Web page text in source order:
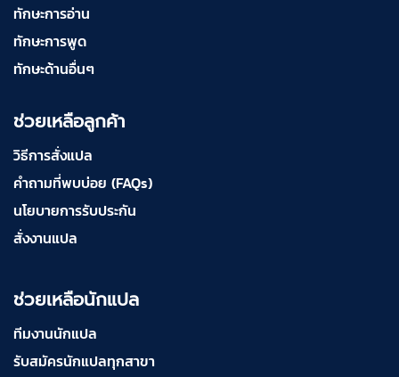
ทักษะการอ่าน
ทักษะการพูด
ทักษะด้านอื่นๆ
ช่วยเหลือลูกค้า
วิธีการสั่งแปล
คำถามที่พบบ่อย (FAQs)
นโยบายการรับประกัน
สั่งงานแปล
ช่วยเหลือนักแปล
ทีมงานนักแปล
รับสมัครนักแปลทุกสาขา